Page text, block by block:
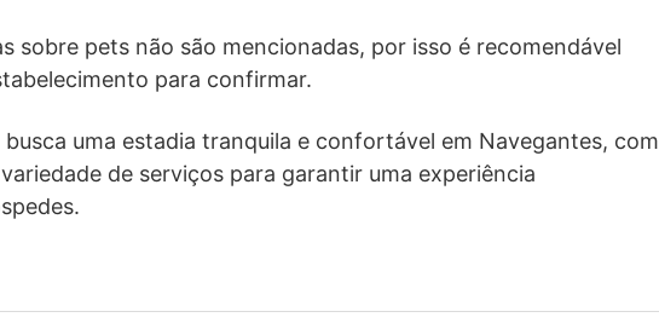
sobre pets não são mencionadas, por isso é recomendável
para confirmar.
busca uma estadia tranquila e confortável em Navegantes, com
de serviços para garantir uma experiência